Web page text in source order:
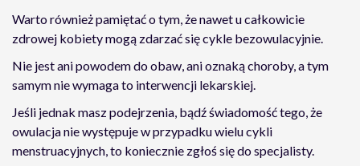
Warto również pamiętać o tym, że nawet u całkowicie
zdrowej kobiety mogą zdarzać się cykle bezowulacyjnie.
Nie jest ani powodem do obaw, ani oznaką choroby, a tym
samym nie wymaga to interwencji lekarskiej.
Jeśli jednak masz podejrzenia, bądź świadomość tego, że
owulacja nie występuje w przypadku wielu cykli
menstruacyjnych, to koniecznie zgłoś się do specjalisty.